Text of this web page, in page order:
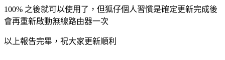
100% 之後就可以使用了，但狐仔個人習慣是確定更新完成後
會再重新啟動無線路由器一次
以上報告完畢，祝大家更新順利